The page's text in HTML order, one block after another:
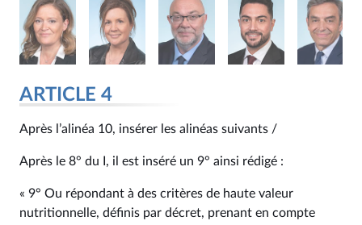
ARTICLE 4
Après l’alinéa 10, insérer les alinéas suivants /
Après le 8° du I, il est inséré un 9° ainsi rédigé :
« 9° Ou répondant à des critères de haute valeur
nutritionnelle, définis par décret, prenant en compte